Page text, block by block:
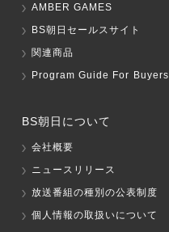
AMBER GAMES
BS朝日セールスサイト
関連商品
Program Guide For Buyers
BS朝日について
会社概要
ニュースリリース
放送番組の種別の公表制度
個人情報の取扱いについて